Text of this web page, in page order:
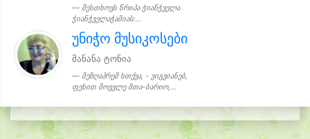
შესთხოვს წრიპა ჭიანჭველა
ჭიანჭველაჭამიას:...
უნიჭო მუსიკოსები
მანანა ტონია
მეზღაპრემ სთქვა, - ვიგვიანებ,
ფეხით მოვვლე მთა-ბარიო,...